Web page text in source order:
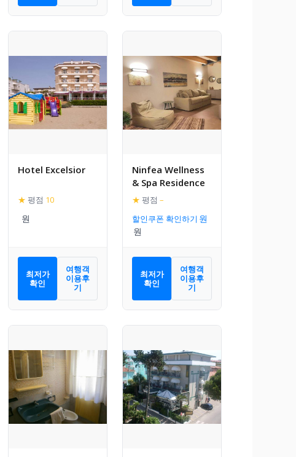
Hotel Excelsior
★ 평점 10
최저가
확인
여행객
이용후
기
Ninfea Wellness
& Spa Residence
★ 평점 –
할인쿠폰 확인하기
최저가
확인
여행객
이용후
기